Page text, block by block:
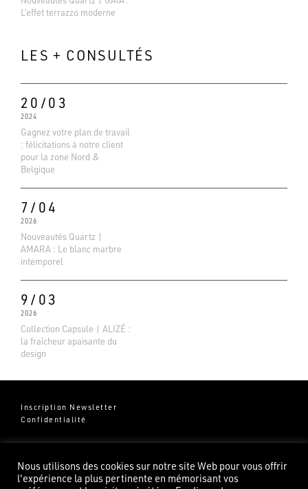
L’effet terrazzo moderne
LES + CONSULTÉS
20/03
2024
Gagnez votre plan de travail
: félicitations à notre client
pour la zone Nord &
Belgique
7/04
2026
Nouveautés Quartz |
AMARA : Le blanc marbre
intemporel
9/03
2026
Collection Capsule | ALIZÉ :
la fraîcheur apaisante du
design
Inscription Newsletter
Confidentialité
Groupe Pierredeplan
82100 Castelsarrasin
Basé sur 138 avis
Nous utilisons des cookies sur notre site Web pour vous offrir
l'expérience la plus pertinente en mémorisant vos